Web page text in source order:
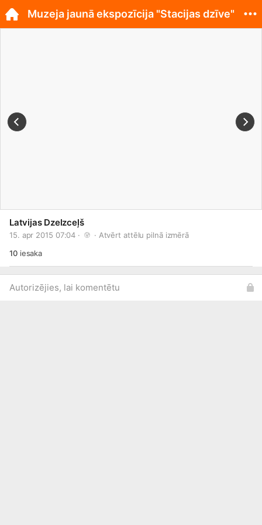
Latvijas Dzelzceļš
15. apr 2015 07:04 · · Atvērt attēlu pilnā izmērā
10iesaka
Autorizējies, lai komentētu
Muzeja jaunā ekspozīcija "Stacijas dzīve"